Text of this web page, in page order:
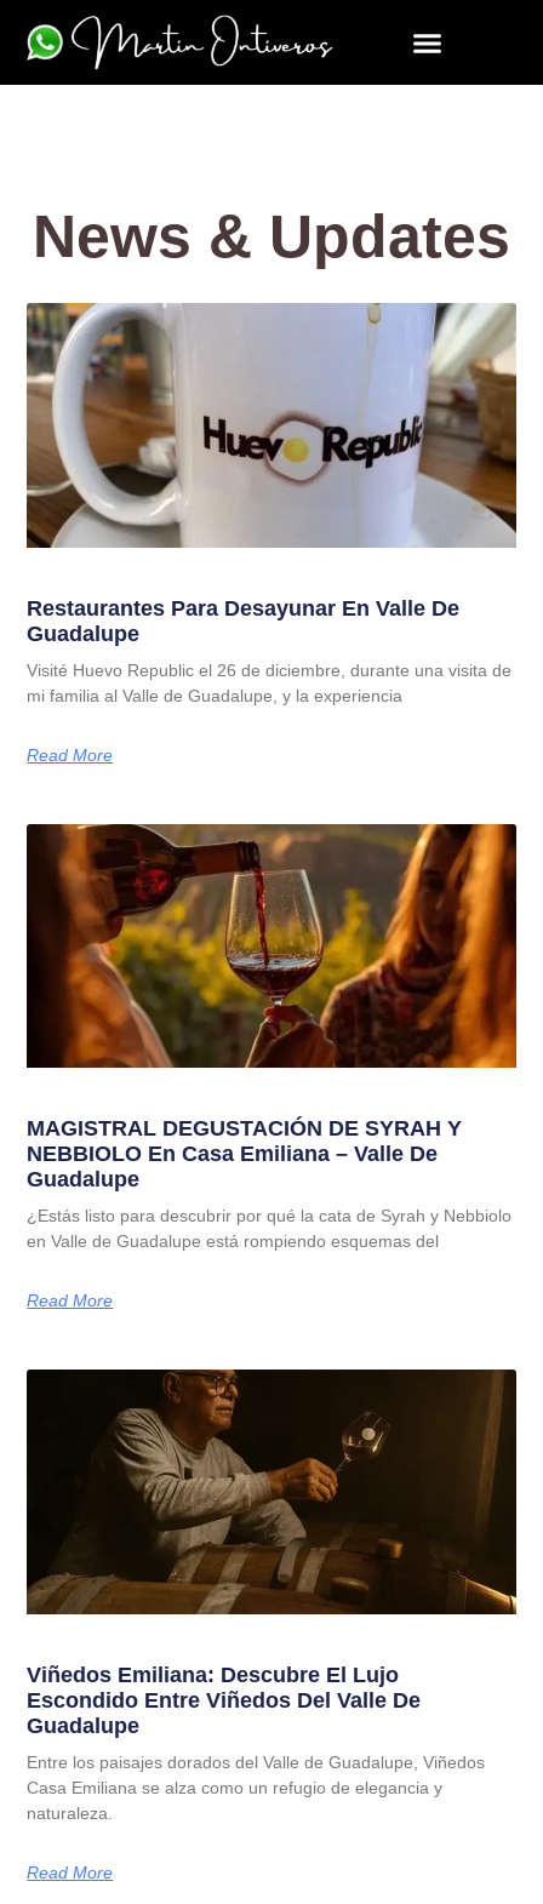
News & Updates
Restaurantes Para Desayunar En Valle De
Guadalupe
Visité Huevo Republic el 26 de diciembre, durante una visita de
mi familia al Valle de Guadalupe, y la experiencia
Read More
MAGISTRAL DEGUSTACIÓN DE SYRAH Y
NEBBIOLO En Casa Emiliana – Valle De
Guadalupe
¿Estás listo para descubrir por qué la cata de Syrah y Nebbiolo
en Valle de Guadalupe está rompiendo esquemas del
Read More
Viñedos Emiliana: Descubre El Lujo
Escondido Entre Viñedos Del Valle De
Guadalupe
Entre los paisajes dorados del Valle de Guadalupe, Viñedos
Casa Emiliana se alza como un refugio de elegancia y
naturaleza.
Read More